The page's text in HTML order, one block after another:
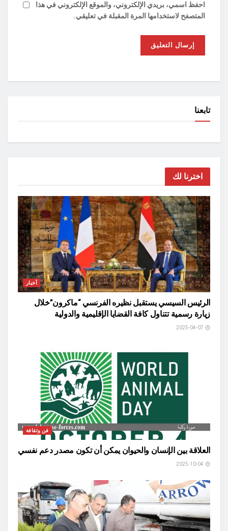
احفظ اسمي، بريدي الإلكتروني، والموقع الإلكتروني في هذا
المتصفح لاستخدامها المرة المقبلة في تعليقي.
تابعنا
اخترنا لك
أخبار
الرئيس السيسي يستقبل نظيره الفرنسي “ماكرون”خلال
زيارة رسمية تتناول كافة القضايا الإقليمية والدولية
فن وثقافة
العلاقة بين الإنسان والحيوان يمكن أن تكون مصدر دعم نفسي